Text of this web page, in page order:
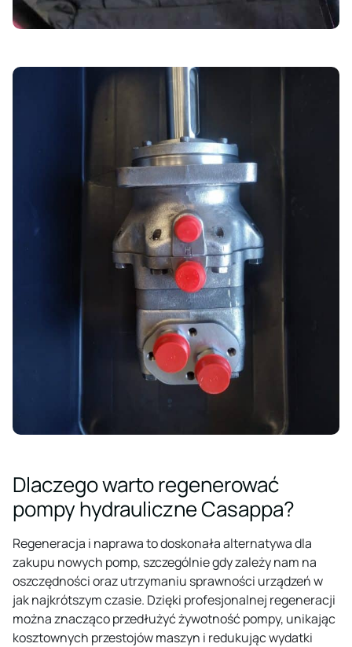
Dlaczego warto regenerować
pompy hydrauliczne Casappa?
Regeneracja i naprawa to doskonała alternatywa dla
zakupu nowych pomp, szczególnie gdy zależy nam na
oszczędności oraz utrzymaniu sprawności urządzeń w
jak najkrótszym czasie. Dzięki profesjonalnej regeneracji
można znacząco przedłużyć żywotność pompy, unikając
kosztownych przestojów maszyn i redukując wydatki